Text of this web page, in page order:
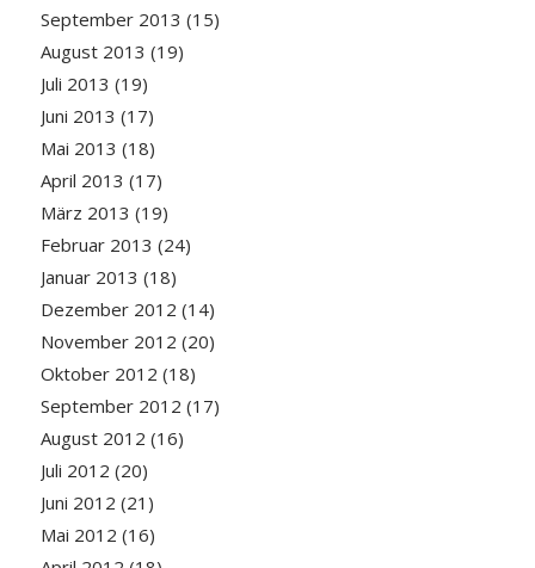
September 2013 (15)
August 2013 (19)
Juli 2013 (19)
Juni 2013 (17)
Mai 2013 (18)
April 2013 (17)
März 2013 (19)
Februar 2013 (24)
Januar 2013 (18)
Dezember 2012 (14)
November 2012 (20)
Oktober 2012 (18)
September 2012 (17)
August 2012 (16)
Juli 2012 (20)
Juni 2012 (21)
Mai 2012 (16)